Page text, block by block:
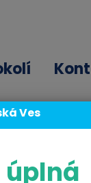
Ves
úplná